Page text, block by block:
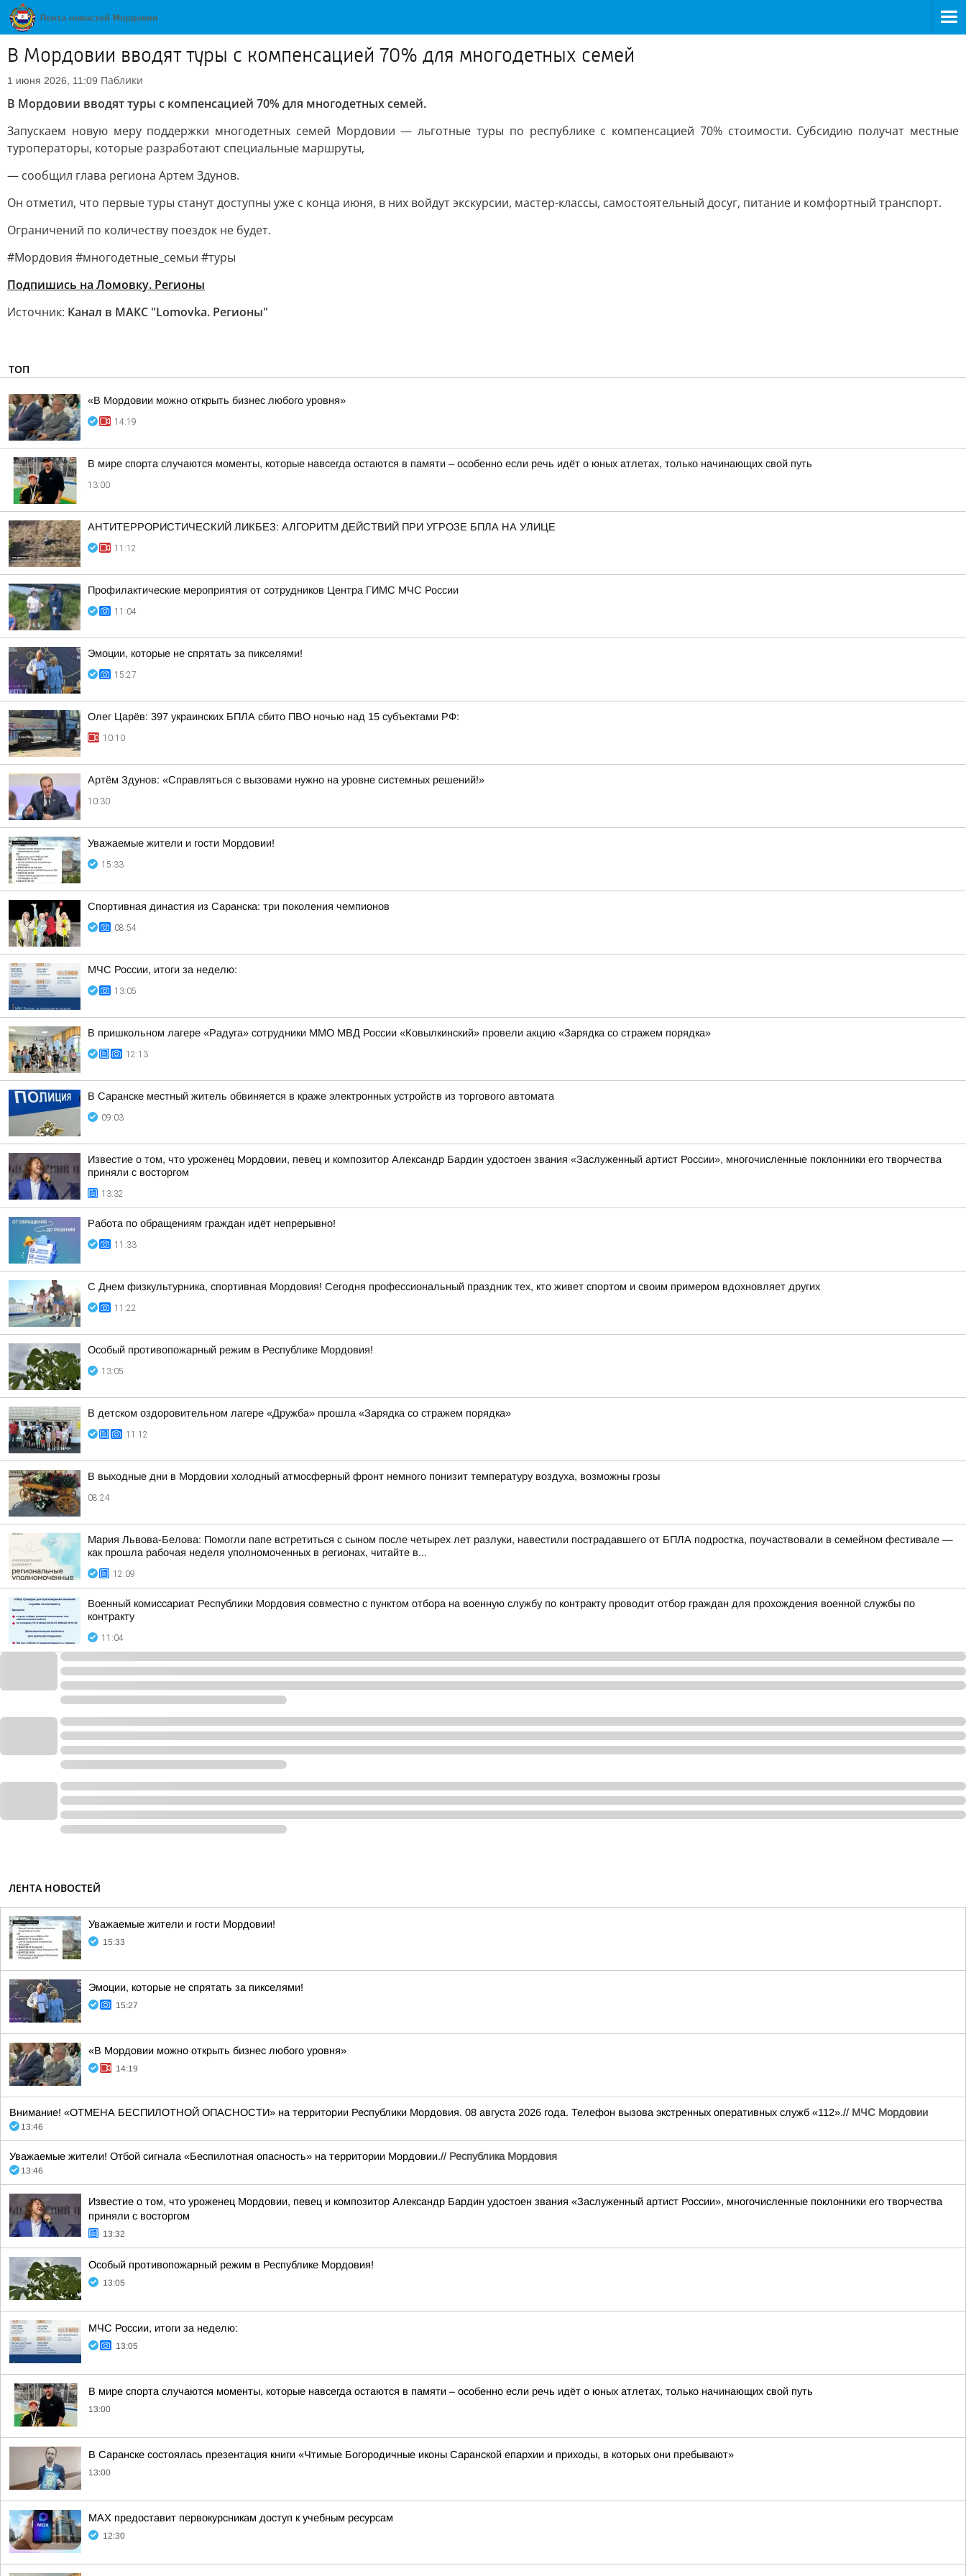
В Мордовии вводят туры с компенсацией 70% для многодетных семей
1 июня 2026, 11:09 Паблики
В Мордовии вводят туры с компенсацией 70% для многодетных семей.
Запускаем новую меру поддержки многодетных семей Мордовии — льготные туры по республике с компенсацией 70% стоимости. Субсидию получат местные
туроператоры, которые разработают специальные маршруты,
— сообщил глава региона Артем Здунов.
Он отметил, что первые туры станут доступны уже с конца июня, в них войдут экскурсии, мастер-классы, самостоятельный досуг, питание и комфортный транспорт.
Ограничений по количеству поездок не будет.
#Мордовия #многодетные_семьи #туры
Подпишись на Ломовку. Регионы
Источник: Канал в МАКС "Lomovka. Регионы"
ТОП
«В Мордовии можно открыть бизнес любого уровня»
14:19
В мире спорта случаются моменты, которые навсегда остаются в памяти – особенно если речь идёт о юных атлетах, только начинающих свой путь
13:00
АНТИТЕРРОРИСТИЧЕСКИЙ ЛИКБЕЗ: АЛГОРИТМ ДЕЙСТВИЙ ПРИ УГРОЗЕ БПЛА НА УЛИЦЕ
11:12
Профилактические мероприятия от сотрудников Центра ГИМС МЧС России
11:04
Эмоции, которые не спрятать за пикселями!
15:27
Олег Царёв: 397 украинских БПЛА сбито ПВО ночью над 15 субъектами РФ:
10:10
Артём Здунов: «Справляться с вызовами нужно на уровне системных решений!»
10:30
Уважаемые жители и гости Мордовии!
15:33
Спортивная династия из Саранска: три поколения чемпионов
08:54
МЧС России, итоги за неделю:
13:05
В пришкольном лагере «Радуга» сотрудники ММО МВД России «Ковылкинский» провели акцию «Зарядка со стражем порядка»
12:13
В Саранске местный житель обвиняется в краже электронных устройств из торгового автомата
09:03
Известие о том, что уроженец Мордовии, певец и композитор Александр Бардин удостоен звания «Заслуженный артист России», многочисленные поклонники его творчества
приняли с восторгом
13:32
Работа по обращениям граждан идёт непрерывно!
11:33
С Днем физкультурника, спортивная Мордовия! Сегодня профессиональный праздник тех, кто живет спортом и своим примером вдохновляет других
11:22
Особый противопожарный режим в Республике Мордовия!
13:05
В детском оздоровительном лагере «Дружба» прошла «Зарядка со стражем порядка»
11:12
В выходные дни в Мордовии холодный атмосферный фронт немного понизит температуру воздуха, возможны грозы
08:24
Мария Львова-Белова: Помогли папе встретиться с сыном после четырех лет разлуки, навестили пострадавшего от БПЛА подростка, поучаствовали в семейном фестивале —
как прошла рабочая неделя уполномоченных в регионах, читайте в...
12:09
Военный комиссариат Республики Мордовия совместно с пунктом отбора на военную службу по контракту проводит отбор граждан для прохождения военной службы по
контракту
11:04
ЛЕНТА НОВОСТЕЙ
Уважаемые жители и гости Мордовии!
15:33
Эмоции, которые не спрятать за пикселями!
15:27
«В Мордовии можно открыть бизнес любого уровня»
14:19
Внимание! «ОТМЕНА БЕСПИЛОТНОЙ ОПАСНОСТИ» на территории Республики Мордовия. 08 августа 2026 года. Телефон вызова экстренных оперативных служб «112».// МЧС Мордовии
13:46
Уважаемые жители! Отбой сигнала «Беспилотная опасность» на территории Мордовии.// Республика Мордовия
13:46
Известие о том, что уроженец Мордовии, певец и композитор Александр Бардин удостоен звания «Заслуженный артист России», многочисленные поклонники его творчества
приняли с восторгом
13:32
Особый противопожарный режим в Республике Мордовия!
13:05
МЧС России, итоги за неделю:
13:05
В мире спорта случаются моменты, которые навсегда остаются в памяти – особенно если речь идёт о юных атлетах, только начинающих свой путь
13:00
В Саранске состоялась презентация книги «Чтимые Богородичные иконы Саранской епархии и приходы, в которых они пребывают»
13:00
MAX предоставит первокурсникам доступ к учебным ресурсам
12:30